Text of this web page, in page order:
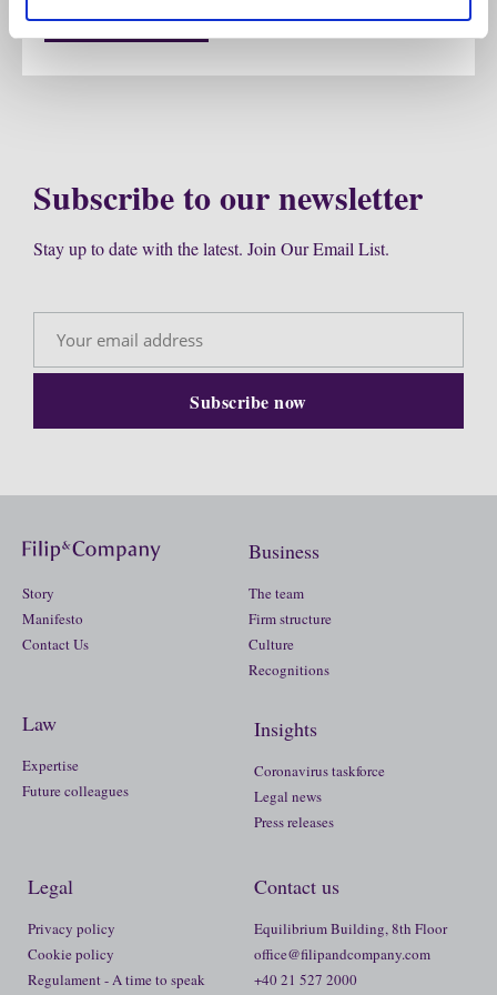
Send message
Subscribe to our newsletter
Stay up to date with the latest. Join Our Email List.
Story
Manifesto
Contact Us
Business
The team
Firm structure
Culture
Recognitions
Law
Expertise
Future colleagues
Insights
Coronavirus taskforce
Legal news
Press releases
Legal
Privacy policy
Cookie policy
Regulament - A time to speak
Contact us
Equilibrium Building, 8th Floor
office@filipandcompany.com
+40 21 527 2000